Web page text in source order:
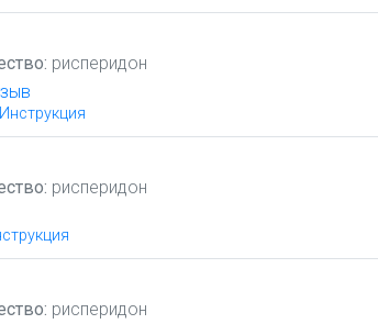
рисперидон
Инструкция
рисперидон
рисперидон